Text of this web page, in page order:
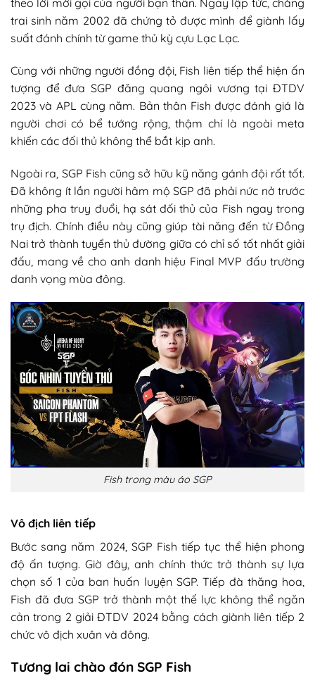
trai sinh năm 2002 đã chứng tỏ được mình để giành lấy
suất đánh chính từ game thủ kỳ cựu Lạc Lạc.
Cùng với những người đồng đội, Fish liên tiếp thể hiện ấn
tượng để đưa SGP đăng quang ngôi vương tại ĐTDV
2023 và APL cùng năm. Bản thân Fish được đánh giá là
người chơi có bể tướng rộng, thậm chí là ngoài meta
khiến các đối thủ không thể bắt kịp anh.
Ngoài ra, SGP Fish cũng sở hữu kỹ năng gánh đội rất tốt.
Đã không ít lần người hâm mộ SGP đã phải nức nở trước
những pha truy đuổi, hạ sát đối thủ của Fish ngay trong
trụ địch. Chính điều này cũng giúp tài năng đến từ Đồng
Nai trở thành tuyển thủ đường giữa có chỉ số tốt nhất giải
đấu, mang về cho anh danh hiệu Final MVP đấu trường
danh vọng mùa đông.
Fish trong màu áo SGP
Vô địch liên tiếp
Bước sang năm 2024, SGP Fish tiếp tục thể hiện phong
độ ấn tượng. Giờ đây, anh chính thức trở thành sự lựa
chọn số 1 của ban huấn luyện SGP. Tiếp đà thăng hoa,
Fish đã đưa SGP trở thành một thế lực không thể ngăn
cản trong 2 giải ĐTDV 2024 bằng cách giành liên tiếp 2
chức vô địch xuân và đông.
Tương lai chào đón SGP Fish